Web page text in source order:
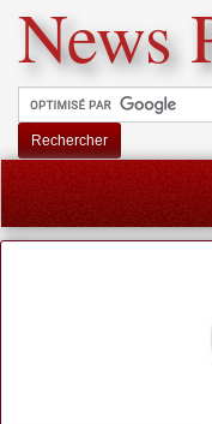
News
Rechercher